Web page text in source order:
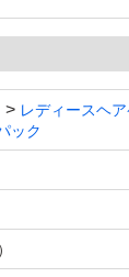
さ位）
。
レディースヘ
ック